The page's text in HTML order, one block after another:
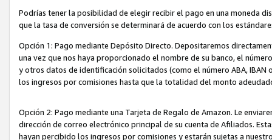
Podrías tener la posibilidad de elegir recibir el pago en una moneda
que la tasa de conversión se determinará de acuerdo con los
Opción 1: Pago mediante Depósito Directo. Depositaremos
una vez que nos haya proporcionado el nombre de su banco, el
y otros datos de identificación solicitados (como el número ABA,
los ingresos por comisiones hasta que la totalidad del monto
Opción 2: Pago mediante una Tarjeta de Regalo de Amazon. Le
dirección de correo electrónico principal de su cuenta de Afiliados.
hayan percibido los ingresos por comisiones y estarán sujetas a